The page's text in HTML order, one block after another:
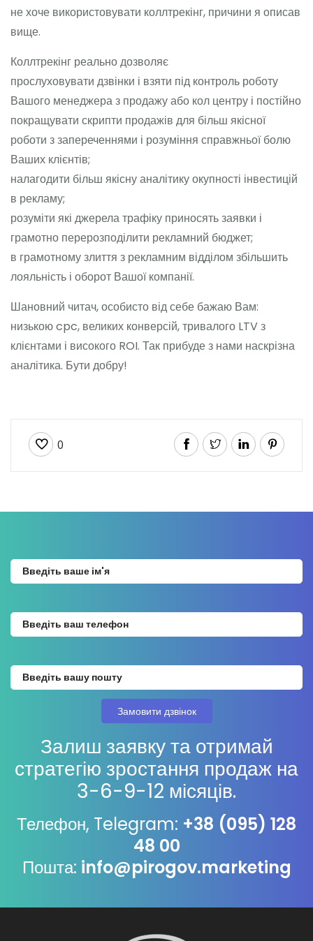
не хоче використовувати коллтрекінг, причини я описав
вище.
Коллтрекінг реально дозволяє
прослуховувати дзвінки і взяти під контроль роботу
Вашого менеджера з продажу або кол центру і постійно
покращувати скрипти продажів для більш якісної
роботи з запереченнями і розуміння справжньої болю
Ваших клієнтів;
налагодити більш якісну аналітику окупності інвестицій
в рекламу;
розуміти які джерела трафіку приносять заявки і
грамотно перерозподілити рекламний бюджет;
в грамотному злиття з рекламним відділом збільшить
лояльність і оборот Вашої компанії.
Шановний читач, особисто від себе бажаю Вам:
низькою cpc, великих конверсій, тривалого LTV з
клієнтами і високого ROI. Так прибуде з нами наскрізна
аналітика. Бути добру!
0
Залиш заявку та отримай
стратегію зростання продаж на
3-6-9-12 місяців.
Телефон, Telegram: +38 (095) 128
48 00
Пошта: info@pirogov.marketing